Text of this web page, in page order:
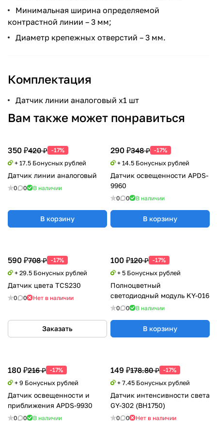
Минимальная ширина определяемой
контрастной линии – 3 мм;
Диаметр крепежных отверстий – 3 мм.
Комплектация
Датчик линии аналоговый x1 шт
Вам также может понравиться
350 ₽420 ₽ -17%
+ 17.5 Бонусных рублей
Датчик линии аналоговый
0 0 В наличии
В корзину
290 ₽348 ₽ -17%
+ 14.5 Бонусных рублей
Датчик освещенности APDS-
9960
0 0 В наличии
В корзину
100 ₽120 ₽ -17%
+ 5 Бонусных рублей
Полноцветный
светодиодный модуль KY-016
0 0 В наличии
В корзину
180 ₽216 ₽ -17%
+ 9 Бонусных рублей
Датчик освещенности и
приближения APDS-9930
0 0 В наличии
149 ₽178.80 ₽ -17%
+ 7.45 Бонусных рублей
Датчик интенсивности света
GY-302 (BH1750)
0 0 Нет в наличии
590 ₽708 ₽ -17%
+ 29.5 Бонусных рублей
Датчик цвета TCS230
0 0 Нет в наличии
Заказать